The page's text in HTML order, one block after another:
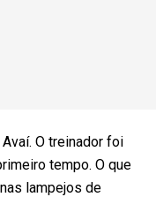
O treinador foi
tempo. O que
lampejos de